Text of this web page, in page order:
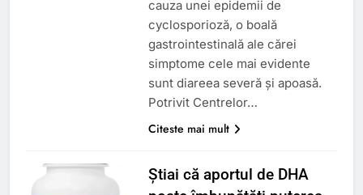
cauza unei epidemii de
cyclosporioză, o boală
gastrointestinală ale cărei
simptome cele mai evidente
sunt diareea severă și apoasă.
Potrivit Centrelor…
Citeste mai mult
Știai că aportul de DHA